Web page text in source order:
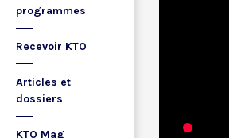
programmes
Recevoir KTO
Articles et
dossiers
KTO Mag